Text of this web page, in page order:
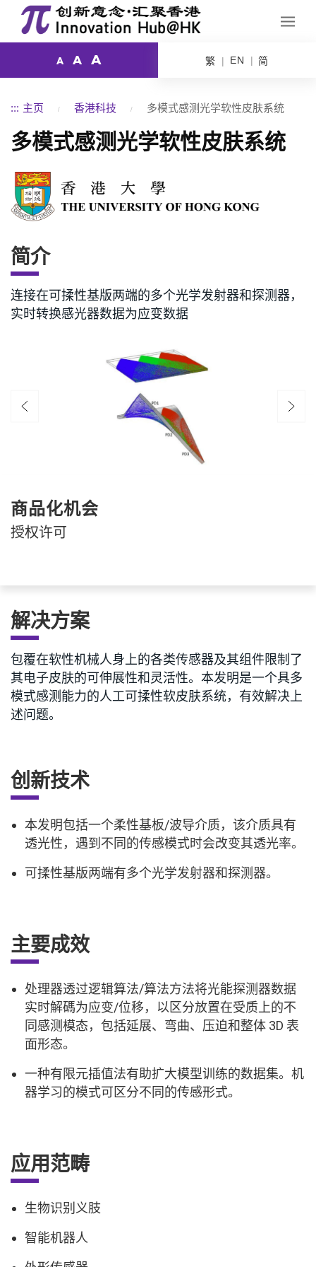
A A A 繁 EN 简
::: 主页 香港科技 多模式感测光学软性皮肤系统
多模式感测光学软性皮肤系统
简介
连接在可揉性基版两端的多个光学发射器和探测器，
实时转换感光器数据为应变数据
商品化机会
授权许可
解决方案
包覆在软性机械人身上的各类传感器及其组件限制了
其电子皮肤的可伸展性和灵活性。本发明是一个具多
模式感测能力的人工可揉性软皮肤系统，有效解决上
述问题。
创新技术
本发明包括一个柔性基板/波导介质，该介质具有
透光性，遇到不同的传感模式时会改变其透光率。
可揉性基版两端有多个光学发射器和探测器。
主要成效
处理器透过逻辑算法/算法方法将光能探测器数据
实时解碼为应变/位移，以区分放置在受质上的不
同感测模态，包括延展、弯曲、压迫和整体 3D 表
面形态。
一种有限元插值法有助扩大模型训练的数据集。机
器学习的模式可区分不同的传感形式。
应用范畴
生物识别义肢
智能机器人